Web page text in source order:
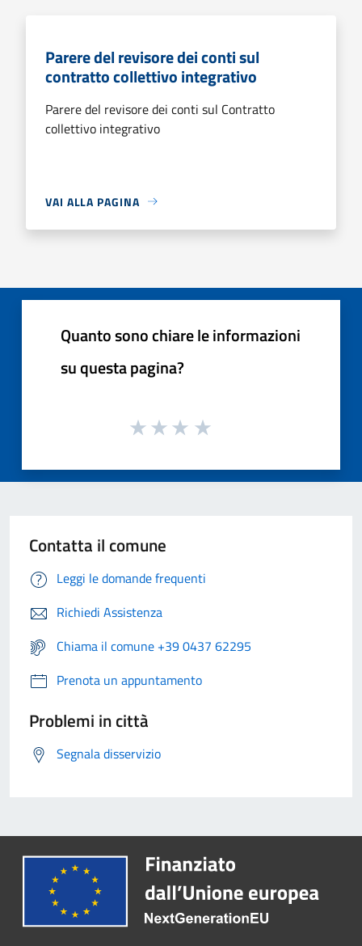
Parere del revisore dei conti sul
contratto collettivo integrativo
Parere del revisore dei conti sul Contratto
collettivo integrativo
VAI ALLA PAGINA
Quanto sono chiare le informazioni
su questa pagina?
Contatta il comune
Leggi le domande frequenti
Richiedi Assistenza
Chiama il comune +39 0437 62295
Prenota un appuntamento
Problemi in città
Segnala disservizio